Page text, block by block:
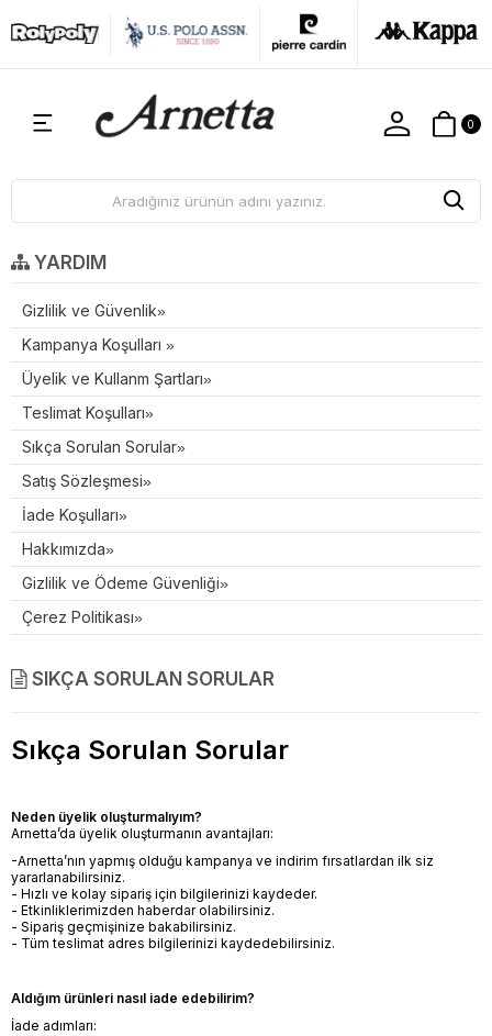
0
YARDIM
Gizlilik ve Güvenlik
Kampanya Koşulları
Üyelik ve Kullanm Şartları
Teslimat Koşulları
Sıkça Sorulan Sorular
Satış Sözleşmesi
İade Koşulları
Hakkımızda
Gizlilik ve Ödeme Güvenliği
Çerez Politikası
SIKÇA SORULAN SORULAR
Sıkça Sorulan Sorular
Neden üyelik oluşturmalıyım?
Arnetta’da üyelik oluşturmanın avantajları:
-Arnetta’nın yapmış olduğu kampanya ve indirim fırsatlardan ilk siz
yararlanabilirsiniz.
- Hızlı ve kolay sipariş için bilgilerinizi kaydeder.
- Etkinliklerimizden haberdar olabilirsiniz.
- Sipariş geçmişinize bakabilirsiniz.
- Tüm teslimat adres bilgilerinizi kaydedebilirsiniz.
Aldığım ürünleri nasıl iade edebilirim?
İade adımları: